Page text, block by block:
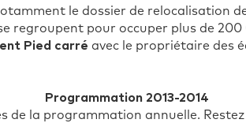
le dossier de relocalisation
regroupent pour occuper plus de
Pied carré avec le propriétaire des
Programmation 2013-2014
de la programmation annuelle.